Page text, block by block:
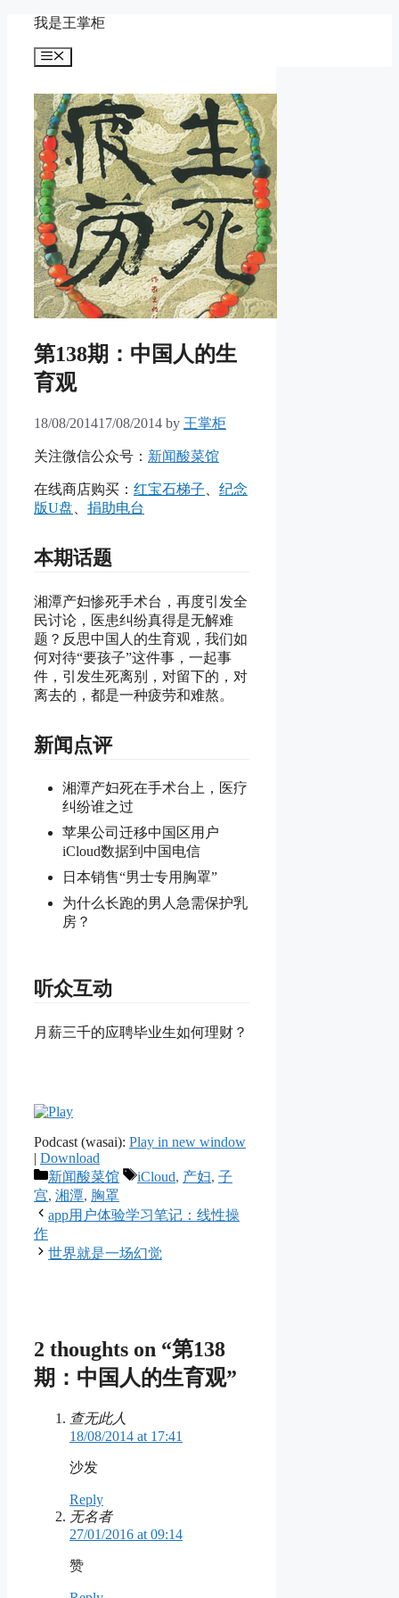
content
我是王掌柜
Menu
第138期：中国人的生
育观
18/08/201417/08/2014 by 王掌柜
关注微信公众号： 新闻酸菜馆
在线商店购买： 红宝石梯子
纪念
版U盘
捐助电台
本期话题
湘潭产妇惨死手术台，再度引发全
民讨论，医患纠纷真得是无解难
题？反思中国人的生育观，我们如
何对待“要孩子”这件事，一起事
件，引发生死离别，对留下的，对
离去的，都是一种疲劳和难熬。
新闻点评
湘潭产妇死在手术台上，医疗
纠纷谁之过
苹果公司迁移中国区用户
iCloud数据到中国电信
日本销售“男士专用胸罩”
为什么长跑的男人急需保护乳
房？
听众互动
月薪三千的应聘毕业生如何理财？
Podcast (wasai): Play in new window
| Download
Categories
新闻酸菜馆 Tags
iCloud, 产妇, 子
宫, 湘潭, 胸罩
app用户体验学习笔记：线性操
作
世界就是一场幻觉
2 thoughts on “第138
期：中国人的生育观”
查无此人
18/08/2014 at 17:41
沙发
Reply
无名者
27/01/2016 at 09:14
赞